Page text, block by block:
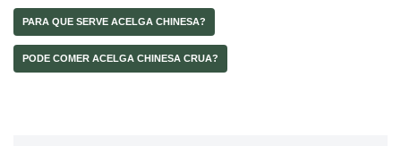
PARA QUE SERVE ACELGA CHINESA?
PODE COMER ACELGA CHINESA CRUA?